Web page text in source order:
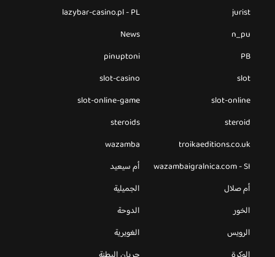
jurist
lazybar-casino.pl - PL
n_pu
News
PB
pinuptoni
slot
slot-casino
slot-online
slot-online-game
steroid
steroids
troikaeditions.co.uk
wazamba
wazambaigralnica.com - SI
أم سيعيد
أم صلال
الجميلية
الخور
الدوحة
الرويس
الغويرية